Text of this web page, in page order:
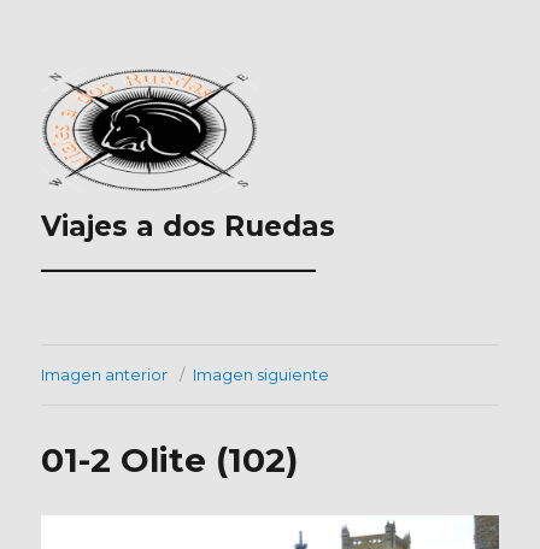
Viajes a dos Ruedas
___________________
Imagen anterior Imagen siguiente
01-2 Olite (102)